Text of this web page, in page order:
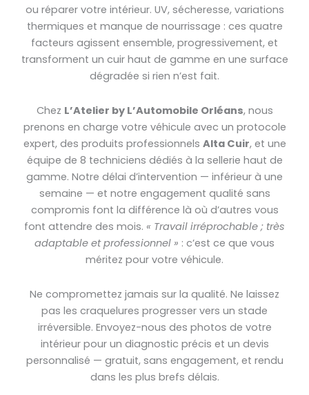
ou réparer votre intérieur. UV, sécheresse, variations
thermiques et manque de nourrissage : ces quatre
facteurs agissent ensemble, progressivement, et
transforment un cuir haut de gamme en une surface
dégradée si rien n’est fait.
Chez L’Atelier by L’Automobile Orléans, nous
prenons en charge votre véhicule avec un protocole
expert, des produits professionnels Alta Cuir, et une
équipe de 8 techniciens dédiés à la sellerie haut de
gamme. Notre délai d’intervention — inférieur à une
semaine — et notre engagement qualité sans
compromis font la différence là où d’autres vous
font attendre des mois. « Travail irréprochable ; très
adaptable et professionnel » : c’est ce que vous
méritez pour votre véhicule.
Ne compromettez jamais sur la qualité. Ne laissez
pas les craquelures progresser vers un stade
irréversible. Envoyez-nous des photos de votre
intérieur pour un diagnostic précis et un devis
personnalisé — gratuit, sans engagement, et rendu
dans les plus brefs délais.